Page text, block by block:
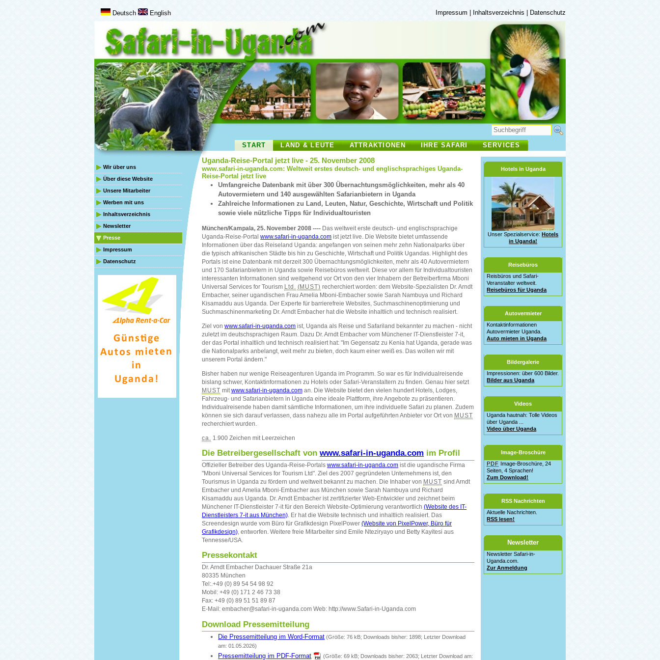
Deutsch English Impressum Inhaltsverzeichnis Datenschutz
START LAND & LEUTE ATTRAKTIONEN IHRE SAFARI SERVICES
Wir über uns
Über diese Website
Unsere Mitarbeiter
Werben mit uns
Inhaltsverzeichnis
Newsletter
Presse
Impressum
Datenschutz
Hotels in Uganda
Unser Spezialservice:Hotels
in Uganda!
Reisebüros
Reisbüros und Safari-
Veranstalter weltweit.
Reisebüros für Uganda
Autovermieter
Kontaktinformationen
Autovermieter Uganda.
Auto mieten in Uganda
Bildergalerie
Impressionen: über 600 Bilder.
Bilder aus Uganda
Videos
Uganda hautnah: Tolle Videos
über Uganda ...
Video über Uganda
Image-Broschüre
PDF Image-Broschüre, 24
Seiten, 4 Sprachen!
Zum Download!
RSS Nachrichten
Aktuelle Nachrichten.
RSS lesen!
Newsletter
Newsletter Safari-in-
Uganda.com.
Zur Anmeldung
Uganda-Reise-Portal jetzt live - 25. November 2008
www.safari-in-uganda.com: Weltweit erstes deutsch- und englischsprachiges Uganda-
Reise-Portal jetzt live
Umfangreiche Datenbank mit über 300 Übernachtungsmöglichkeiten, mehr als 40
Autovermietern und 140 ausgewählten Safarianbietern in Uganda
Zahlreiche Informationen zu Land, Leuten, Natur, Geschichte, Wirtschaft und Politik
sowie viele nützliche Tipps für Individualtouristen
München/Kampala, 25. November 2008 ---- Das weltweit erste deutsch- und englischsprachige
Uganda-Reise-Portalwww.safari-in-uganda.com ist jetztlive. Die Website bietet umfassende
Informationen über das Reiseland Uganda: angefangen von seinen mehr zehn Nationalparks über
die typisch afrikanischen Städte bis hin zu Geschichte, Wirtschaft und Politik Ugandas. Highlight des
Portals ist eine Datenbank mit derzeit 300 Übernachtungsmöglichkeiten, mehr als 40 Autovermietern
und 170 Safarianbietern in Uganda sowie Reisebüros weltweit. Diese vor allem für Individualtouristen
interessanten Informationen sind weitgehend vor Ort von den vier Inhabern der Betreiberfirma Mboni
Universal Services for Tourism Ltd. (MUST) recherchiert worden: dem Website-Spezialisten Dr. Arndt
Embacher, seiner ugandischen Frau Amelia Mboni-Embacher sowie Sarah Nambuya und Richard
Kisamaddu aus Uganda. Der Experte für barrierefreie Websites, Suchmaschinenoptimierung und
Suchmaschinenmarketing Dr. Arndt Embacher hat die Website inhaltlich und technisch realisiert.
Ziel vonwww.safari-in-uganda.com ist, Uganda als Reise und Safariland bekannter zu machen - nicht
zuletzt im deutschsprachigen Raum. Dazu Dr. Arndt Embacher vom Münchener IT-Dienstleister 7-it,
der das Portal inhaltlich und technisch realisiert hat: "Im Gegensatz zu Kenia hat Uganda, gerade was
die Nationalparks anbelangt, weit mehr zu bieten, doch kaum einer weiß es. Das wollen wir mit
unserem Portal ändern."
Bisher haben nur wenige Reiseagenturen Uganda im Programm. So war es für Individualreisende
bislang schwer, Kontaktinformationen zu Hotels oder Safari-Veranstaltern zu finden. Genau hier setzt
MUST mitwww.safari-in-uganda.coman. Die Website bietet den vielen hundert Hotels, Lodges,
Fahrzeug- und Safarianbietern in Uganda eine ideale Plattform, ihre Angebote zu präsentieren.
Individualreisende haben damit sämtliche Informationen, um ihre individuelle Safari zu planen. Zudem
können sie sich darauf verlassen, dass nahezu alle im Portal aufgeführten Anbieter vor Ort von MUST
recherchiert wurden.
ca. 1.900 Zeichen mit Leerzeichen
Die Betreibergesellschaft vonwww.safari-in-uganda.com im Profil
Offizieller Betreiber des Uganda-Reise-Portalswww.safari-in-uganda.com ist die ugandische Firma
"Mboni Universal Services for Tourism Ltd". Ziel des 2007 gegründeten Unternehmens ist, den
Tourismus in Uganda zu fördern und weltweit bekannt zu machen. Die Inhaber von MUST sind Arndt
Embacher und Amelia Mboni-Embacher aus München sowie Sarah Nambuya und Richard
Kisamaddu aus Uganda. Dr. Arndt Embacher ist zertifizierter Web-Entwickler und zeichnet beim
Münchener IT-Dienstleister 7-it für den Bereich Website-Optimierung verantwortlich(Website des IT-
Dienstleisters 7-it aus München). Er hat die Website technisch und inhaltlich realisiert. Das
Screendesign wurde vom Büro für Grafikdesign PixelPower(Website von PixelPower, Büro für
Grafikdesign), entworfen. Weitere freie Mitarbeiter sind Emile Nteziryayo und Betty Kayitesi aus
Tennesse/USA.
Pressekontakt
Dr. Arndt Embacher Dachauer Straße 21a
80335 München
Tel:.+49 (0) 89 54 54 98 92
Mobil: +49 (0) 171 2 46 73 38
Fax: +49 (0) 89 51 51 89 87
E-Mail: embacher@safari-in-uganda.com Web: http://www.Safari-in-Uganda.com
Download Pressemitteilung
Die Pressemitteilung im Word-Format (Größe: 76 kB; Downloads bisher: 1898; Letzter Download
am: 01.05.2026)
Pressemitteilung im PDF-Format
(Größe: 69 kB; Downloads bisher: 2063; Letzter Download am: